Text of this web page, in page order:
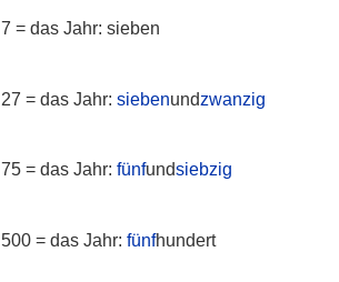
7 = das Jahr: sieben
27 = das Jahr:siebenundzwanzig
75 = das Jahr:fünfundsiebzig
500 = das Jahr:fünfhundert